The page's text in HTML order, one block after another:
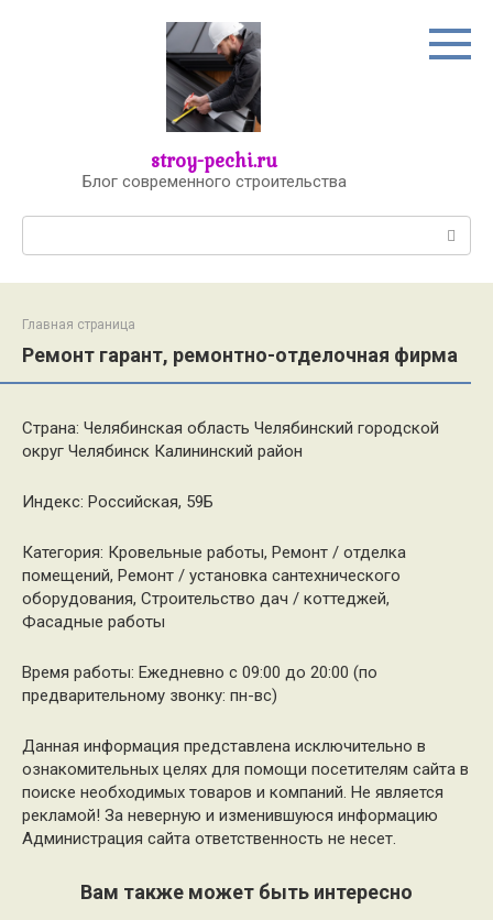
stroy-pechi.ru
Блог современного строительства
Главная страница
Ремонт гарант, ремонтно-отделочная фирма
Страна: Челябинская область Челябинский городской
округ Челябинск Калининский район
Индекс: Российская, 59Б
Категория: Кровельные работы, Ремонт / отделка
помещений, Ремонт / установка сантехнического
оборудования, Строительство дач / коттеджей,
Фасадные работы
Время работы: Ежедневно с 09:00 до 20:00 (по
предварительному звонку: пн-вс)
Данная информация представлена исключительно в
ознакомительных целях для помощи посетителям сайта в
поиске необходимых товаров и компаний. Не является
рекламой! За неверную и изменившуюся информацию
Администрация сайта ответственность не несет.
Вам также может быть интересно